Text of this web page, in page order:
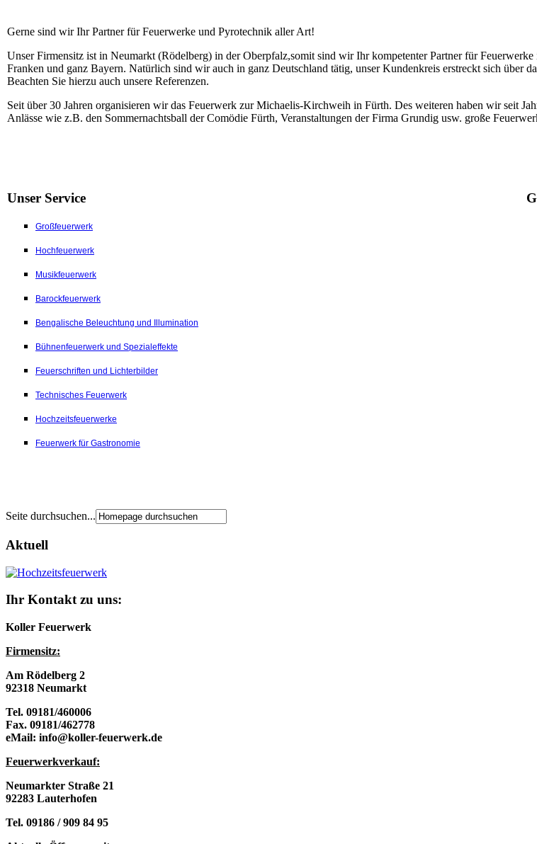
Gerne sind wir Ihr Partner für Feuerwerke und Pyrotechnik aller Art!
Unser Firmensitz ist in Neumarkt (Rödelberg) in der Oberpfalz,somit sind wir Ihr kompetenter Partner für
Franken und ganz Bayern. Natürlich sind wir auch in ganz Deutschland tätig, unser Kundenkreis erstreckt sich über
Beachten Sie hierzu auch unsere Referenzen.
Seit über 30 Jahren organisieren wir das Feuerwerk zur Michaelis-Kirchweih in Fürth. Des weiteren haben wir seit
Anlässe wie z.B. den Sommernachtsball der Comödie Fürth, Veranstaltungen der Firma Grundig usw. große
Unser Service
Großfeuerwerk
Hochfeuerwerk
Musikfeuerwerk
Barockfeuerwerk
Bengalische Beleuchtung und Illumination
Bühnenfeuerwerk und Spezialeffekte
Feuerschriften und Lichterbilder
Technisches Feuerwerk
Hochzeitsfeuerwerke
Feuerwerk für Gastronomie
Seite durchsuchen...
Aktuell
Ihr Kontakt zu uns:
Koller Feuerwerk
Firmensitz:
Am Rödelberg 2
92318 Neumarkt
Tel. 09181/460006
Fax. 09181/462778
eMail: info@koller-feuerwerk.de
Feuerwerkverkauf:
Neumarkter Straße 21
92283 Lauterhofen
Tel. 09186 / 909 84 95